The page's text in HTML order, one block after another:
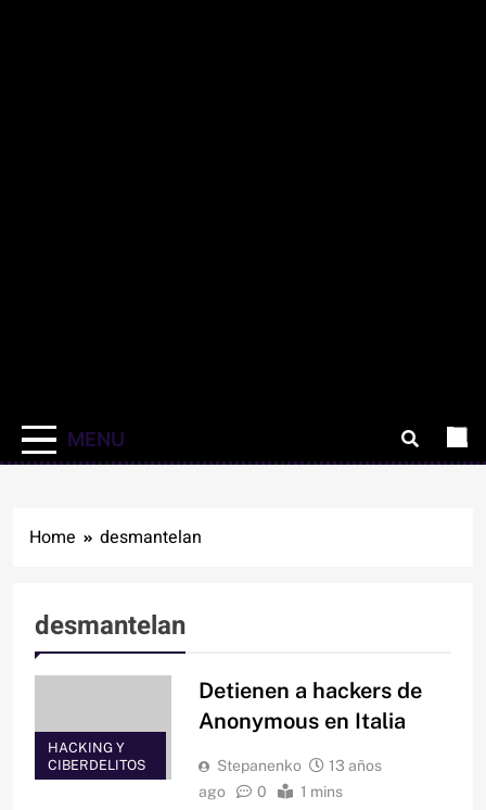
MENU
Home desmantelan
desmantelan
HACKING Y
CIBERDELITOS
Detienen a hackers de
Anonymous en Italia
Stepanenko
13 años
ago
0 1 mins